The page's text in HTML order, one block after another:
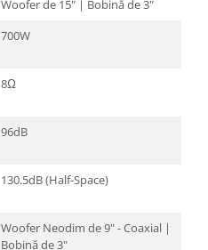
Woofer de 15" | Bobină de 3"
700W
8Ω
96dB
130.5dB (Half-Space)
Woofer Neodim de 9" - Coaxial |
Bobină de 3"